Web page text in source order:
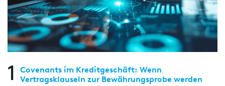
1
Covenants im Kreditgeschäft: Wenn
Vertragsklauseln zur Bewährungsprobe werden